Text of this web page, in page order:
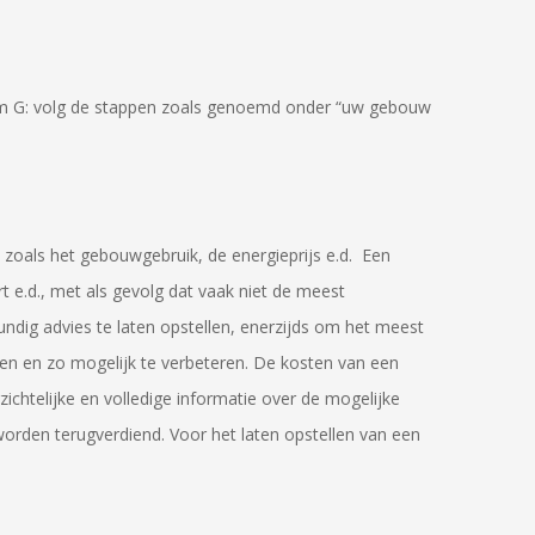
volg de stappen zoals genoemd onder “uw gebouw
het gebouwgebruik, de energieprijs e.d. Een
e.d., met als gevolg dat vaak niet de meest
advies te laten opstellen, enerzijds om het meest
en zo mogelijk te verbeteren. De kosten van een
en volledige informatie over de mogelijke
terugverdiend. Voor het laten opstellen van een